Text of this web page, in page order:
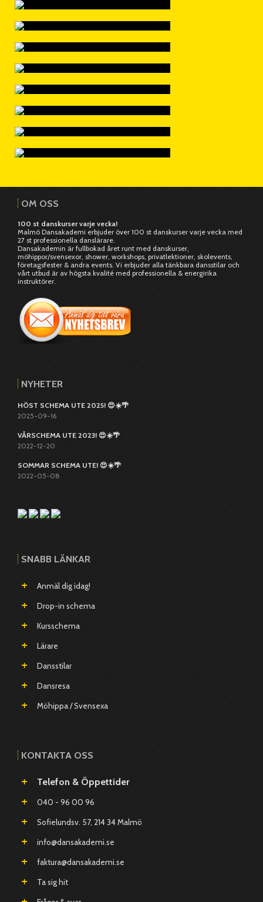
OM OSS
100 st danskurser varje vecka!
Malmö Dansakademi erbjuder över 100 st danskurser varje vecka med
27 st professionella danslärare.
Dansakademin är fullbokad året runt med danskurser,
möhippor/svensexor, shower, workshops, privatlektioner, skolevents,
företagsfester & andra events. Vi erbjuder alla tänkbara dansstilar och
vårt utbud är av högsta kvalité med professionella & energirika
instruktörer.
NYHETER
HÖST SCHEMA UTE 2025! 😍☀️🌴
2025-09-16
VÅRSCHEMA UTE 2023! 😍☀️🌴
2022-12-20
SOMMAR SCHEMA UTE! 😍☀️🌴
2022-05-08
SNABB LÄNKAR
Anmäl dig idag!
Drop-in schema
Kursschema
Lärare
Dansstilar
Dansresa
Möhippa / Svensexa
KONTAKTA OSS
Telefon & Öppettider
040 - 96 00 96
Sofielundsv. 57, 214 34 Malmö
info@dansakademi.se
faktura@dansakademi.se
Ta sig hit